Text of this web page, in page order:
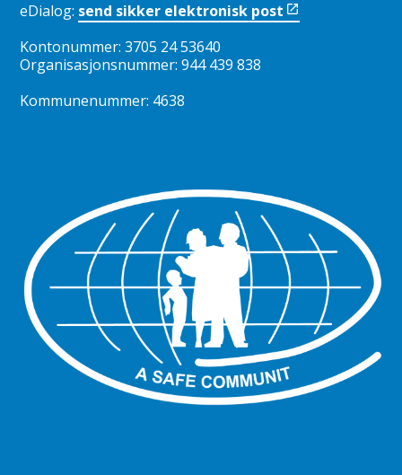
eDialog: send sikker elektronisk post
Kontonummer: 3705 24 53640
Organisasjonsnummer: 944 439 838
Kommunenummer: 4638